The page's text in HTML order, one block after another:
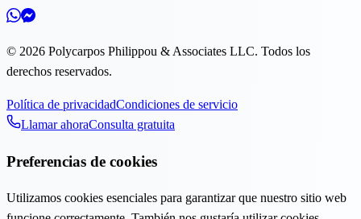
© 2026 Polycarpos Philippou & Associates LLC. Todos los
derechos reservados.
Política de privacidadCondiciones de servicio
Llamar ahoraConsulta gratuita
Preferencias de cookies
Utilizamos cookies esenciales para garantizar que nuestro sitio web